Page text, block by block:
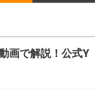
画で解説！公式Y